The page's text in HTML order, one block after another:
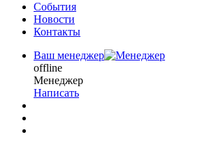
События
Новости
Контакты
Ваш менеджер
offline
Менеджер
Написать